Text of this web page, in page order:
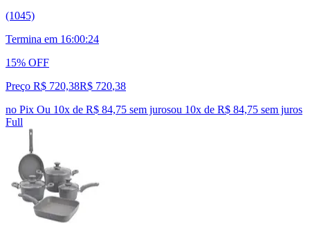
(1045)
Termina em 16:00:23
15% OFF
Preço R$ 720,38R$ 720,38
no Pix Ou 10x de R$ 84,75 sem jurosou 10x de R$ 84,75 sem juros
Full